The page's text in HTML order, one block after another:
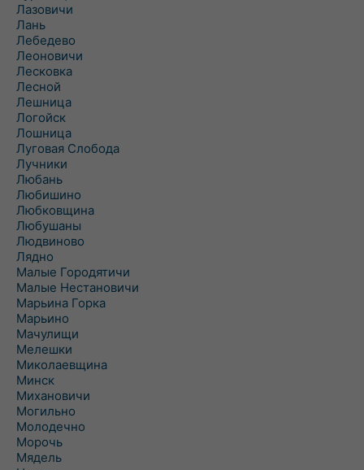
Лазовичи
Лань
Лебедево
Леоновичи
Лесковка
Лесной
Лешница
Логойск
Лошница
Луговая Слобода
Лучники
Любань
Любишино
Любковщина
Любушаны
Людвиново
Лядно
Малые Городятичи
Малые Нестановичи
Марьина Горка
Марьино
Мачулищи
Мелешки
Миколаевщина
Минск
Михановичи
Могильно
Молодечно
Морочь
Мядель